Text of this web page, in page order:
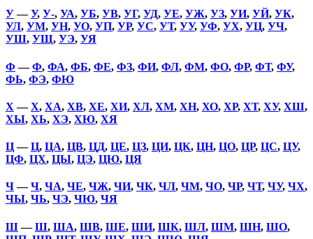
У—У, У-, УА, УБ, УВ, УГ, УД, УЕ, УЖ, УЗ, УИ, УЙ, УК,
УЛ, УМ, УН, УО, УП, УР, УС, УТ, УУ, УФ, УХ, УЦ, УЧ,
УШ, УЩ, УЭ, УЯ
Ф —Ф, ФА, ФБ, ФЕ, ФЗ, ФИ, ФЛ, ФМ, ФО, ФР, ФТ, ФУ,
ФЬ, ФЭ, ФЮ
Х —Х, ХА, ХВ, ХЕ, ХИ, ХЛ, ХМ, ХН, ХО, ХР, ХТ, ХУ, ХШ,
ХЫ, ХЬ, ХЭ, ХЮ, ХЯ
Ц—Ц, ЦА, ЦВ, ЦД, ЦЕ, ЦЗ, ЦИ, ЦК, ЦН, ЦО, ЦР, ЦС, ЦУ,
ЦФ, ЦХ, ЦЫ, ЦЭ, ЦЮ, ЦЯ
Ч—Ч, ЧА, ЧЕ, ЧЖ, ЧИ, ЧК, ЧЛ, ЧМ, ЧО, ЧР, ЧТ, ЧУ, ЧХ,
ЧЫ, ЧЬ, ЧЭ, ЧЮ, ЧЯ
Ш—Ш, ША, ШВ, ШЕ, ШИ, ШК, ШЛ, ШМ, ШН, ШО,